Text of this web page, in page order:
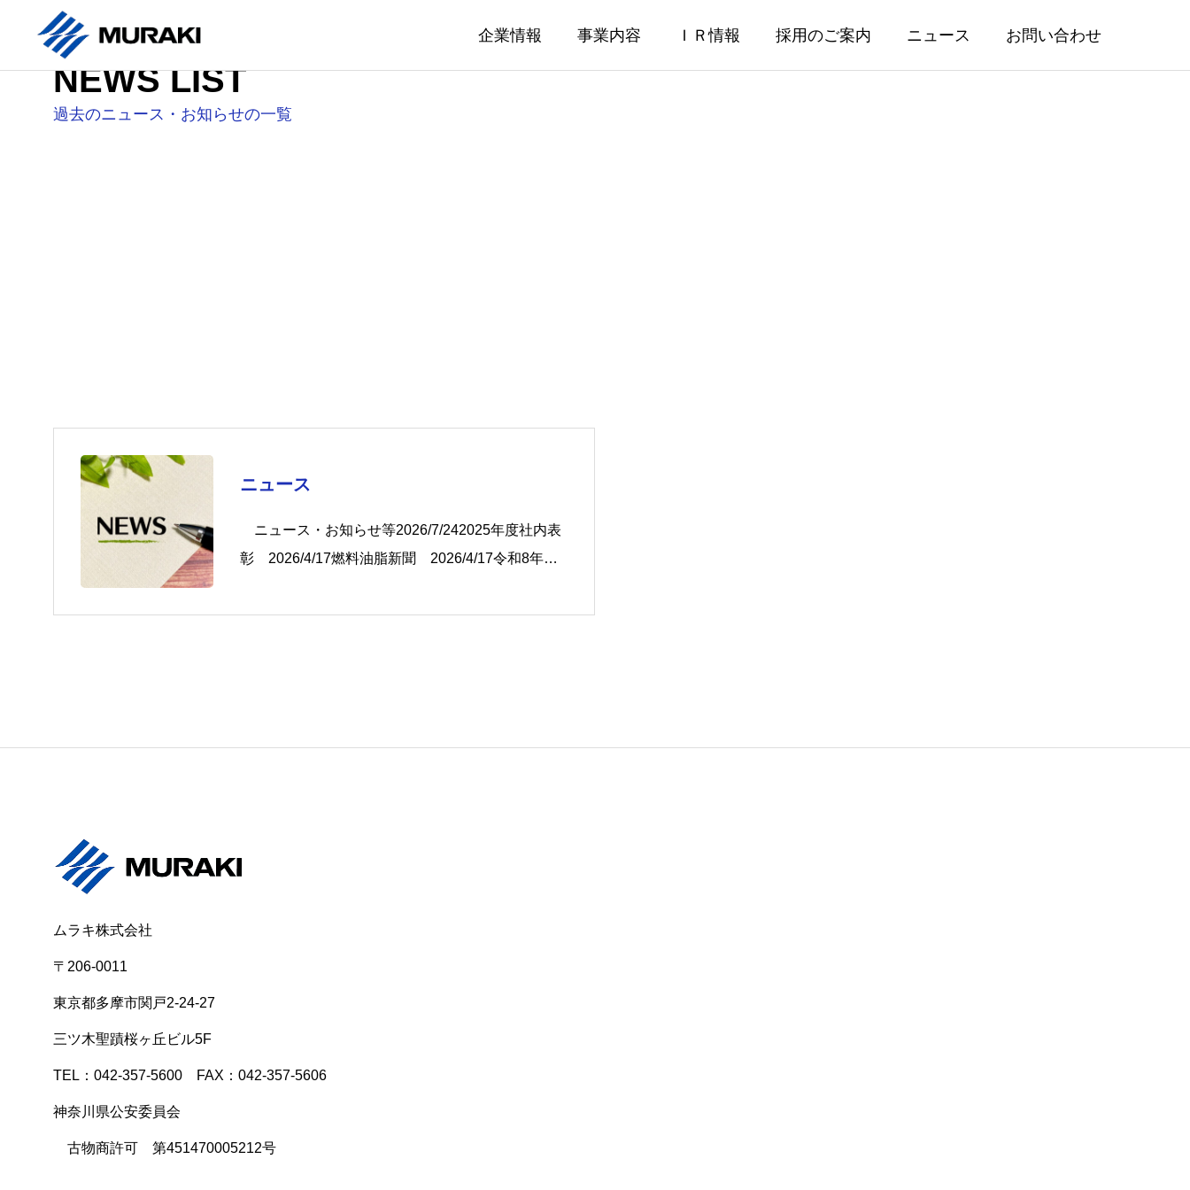
企業情報 事業内容 ＩＲ情報 採用のご案内 ニュース お問い合わせ
NEWS LIST
過去のニュース・お知らせの一覧
ニュース
ニュース・お知らせ等2026/7/242025年度社内表
彰 2026/4/17燃料油脂新聞 2026/4/17令和8年ム
ムラキ株式会社
〒206-0011
東京都多摩市関戸2-24-27
三ツ木聖蹟桜ヶ丘ビル5F
TEL：042-357-5600 FAX：042-357-5606
神奈川県公安委員会
古物商許可 第451470005212号